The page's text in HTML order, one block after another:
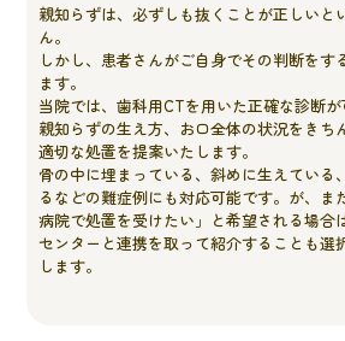
親知らずは、必ずしも抜くことが正しいと
ん。
しかし、患者さんがご自身でその判断をす
ます。
当院では、歯科用CTを用いた正確な診断
親知らずの生え方、お口全体の状況をきち
適切な処置を提案いたします。
骨の中に埋まっている、斜めに生えている
るなどの難症例にも対応可能です。が、ま
病院で処置を受けたい」と希望される場合
センターと連携を取って紹介することも選
します。